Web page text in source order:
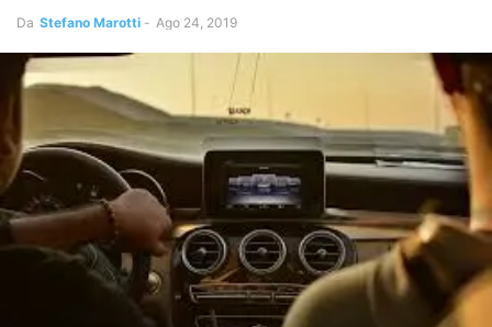
Da Stefano Marotti - Ago 24, 2019